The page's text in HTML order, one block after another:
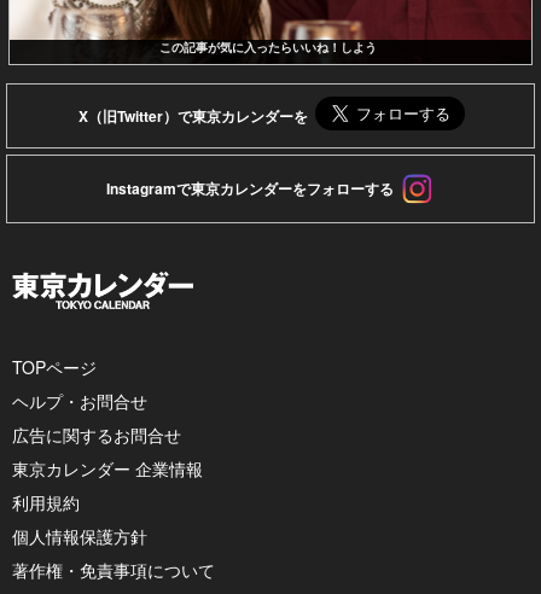
この記事が気に入ったらいいね！しよう
X（旧Twitter）で東京カレンダーを
Instagramで東京カレンダーをフォローする
TOPページ
ヘルプ・お問合せ
広告に関するお問合せ
東京カレンダー 企業情報
利用規約
個人情報保護方針
著作権・免責事項について